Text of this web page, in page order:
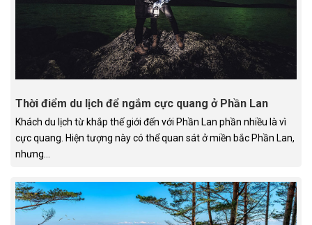
Thời điểm du lịch để ngắm cực quang ở Phần Lan
Khách du lịch từ khắp thế giới đến với Phần Lan phần nhiều là vì
cực quang. Hiện tượng này có thể quan sát ở miền bắc Phần Lan,
nhưng...